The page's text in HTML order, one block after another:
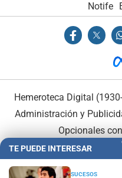
Notife
Hemeroteca Digital
Administración y
Opcionales
TE PUEDE INTERESAR
SUCESOS